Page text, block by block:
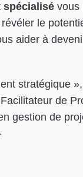
spécialisévous
le
aider à
stratégique
de
gestion de